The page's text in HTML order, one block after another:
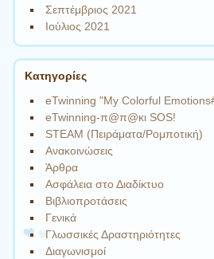
Σεπτέμβριος 2021
Ιούλιος 2021
Kατηγορίες
eTwinning "My Colorful
eTwinning-π@π@κι SOS!
STEAM (Πειράματα/Ρομποτική)
Ανακοινώσεις
Άρθρα
Ασφάλεια στο Διαδίκτυο
Βιβλιοπροτάσεις
Γενικά
Γλωσσικές Δραστηριότητες
Διαγωνισμοί